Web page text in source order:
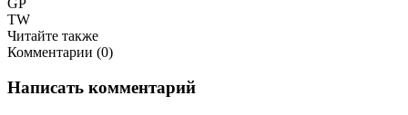
TW
Читайте также
Комментарии (0)
Написать комментарий